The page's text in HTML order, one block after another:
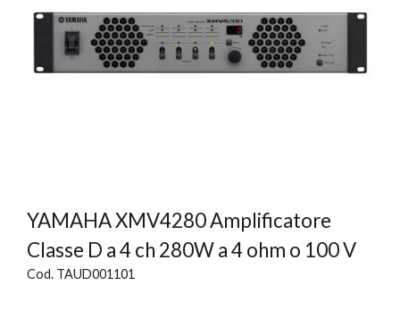
YAMAHA XMV4280 Amplificatore
Classe D a 4 ch 280W a 4 ohm o 100 V
Cod. TAUD001101